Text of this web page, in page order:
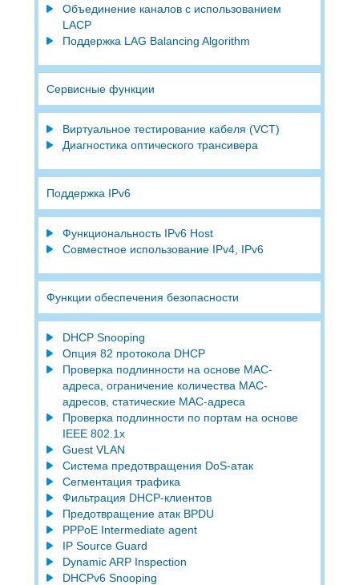
Объединение каналов с использованием
LACP
Поддержка LAG Balancing Algorithm
Сервисные функции
Виртуальное тестирование кабеля (VCT)
Диагностика оптического трансивера
Поддержка IPv6
Функциональность IPv6 Host
Совместное использование IPv4, IРv6
Функции обеспечения безопасности
DHCP Snooping
Опция 82 протокола DHCP
Проверка подлинности на основе MAC-
адреса, ограничение количества MAC-
адресов, статические MAC-адреса
Проверка подлинности по портам на основе
IEEE 802.1x
Guest VLAN
Система предотвращения DoS-атак
Сегментация трафика
Фильтрация DHCP-клиентов
Предотвращение атак BPDU
PPPoE Intermediate agent
IP Source Guard
Dynamic ARP Inspection
DHCPv6 Snooping